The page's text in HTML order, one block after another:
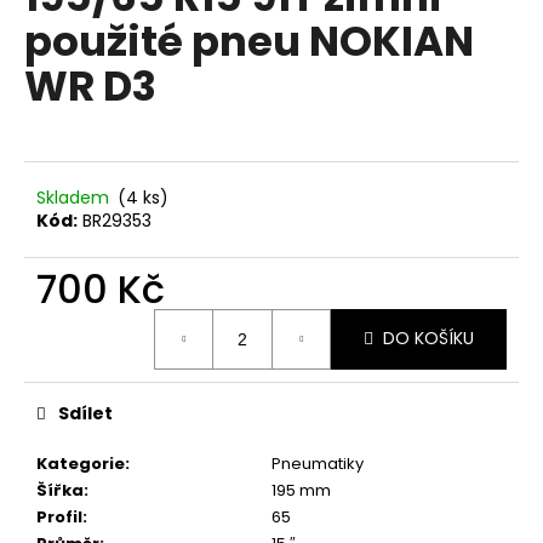
5
hvězdiček.
použité pneu NOKIAN
WR D3
Skladem (4 ks)
Kód: BR29353
700 Kč
DO KOŠÍKU
Kategorie:
Pneumatiky
Šířka:
195 mm
Profil:
65
Sdílet
a
j
í
?
D
o
o
u